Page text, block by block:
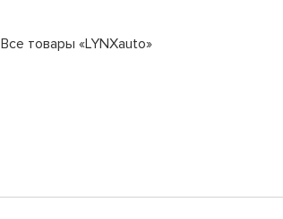
Все товары «LYNXauto»